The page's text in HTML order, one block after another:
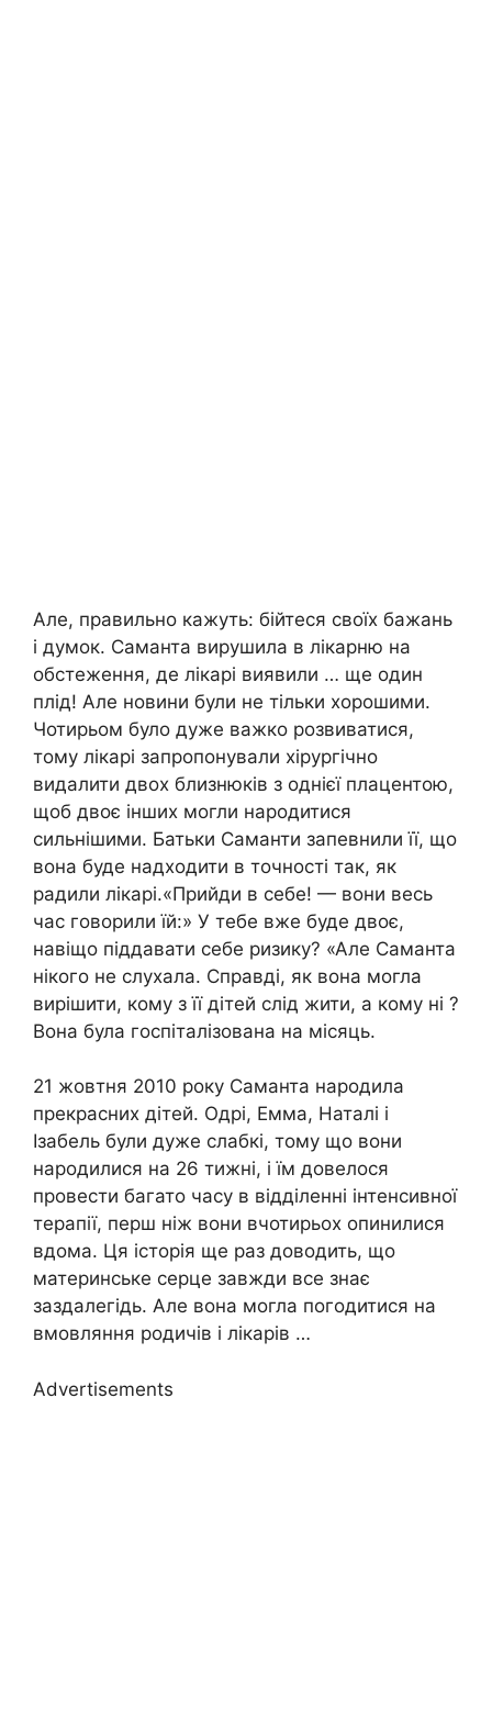
Але, правильно кажуть: бійтеся своїх бажань
і думок. Саманта вирушила в лікарню на
обстеження, де лікарі виявили … ще один
плід! Але новини були не тільки хорошими.
Чотирьом було дуже важко розвиватися,
тому лікарі запропонували хірургічно
видалити двох близнюків з однієї плацентою,
щоб двоє інших могли народитися
сильнішими. Батьки Саманти запевнили її, що
вона буде надходити в точності так, як
радили лікарі.«Прийди в себе! — вони весь
час говорили їй:» У тебе вже буде двоє,
навіщо піддавати себе ризику? «Але Саманта
нікого не слухала. Справді, як вона могла
вирішити, кому з її дітей слід жити, а кому ні ?
Вона була госпіталізована на місяць.
21 жовтня 2010 року Саманта народила
прекрасних дітей. Одрі, Емма, Наталі і
Ізабель були дуже слабкі, тому що вони
народилися на 26 тижні, і їм довелося
провести багато часу в відділенні інтенсивної
терапії, перш ніж вони вчотирьох опинилися
вдома. Ця історія ще раз доводить, що
материнське серце завжди все знає
заздалегідь. Але вона могла погодитися на
вмовляння родичів і лікарів …
Advertisements